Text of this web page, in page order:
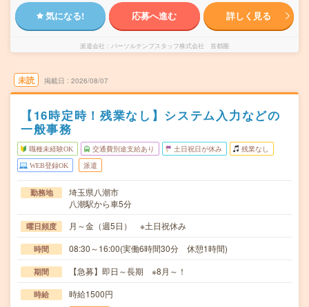
気になる! 応募へ進む 詳しく見る
派遣会社 パーソルテンプスタッフ株式会社 首都圏
未読 掲載日 2026/08/07
【16時定時！残業なし】システム入力などの
一般事務
職種未経験OK 交通費別途支給あり 土日祝日が休み 残業なし
WEB登録OK 派遣
勤務地
埼玉県八潮市
八潮駅から車5分
曜日頻度 月～金（週5日） ※土日祝休み
時間 08:30～16:00(実働6時間30分 休憩1時間)
期間 【急募】即日～長期 ※8月～！
時給 時給1500円